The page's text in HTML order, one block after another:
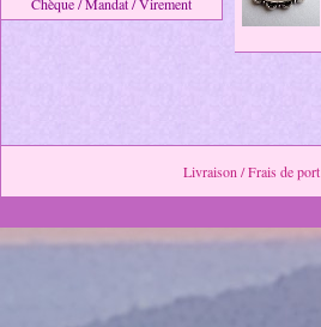
Livraison / Frais de port